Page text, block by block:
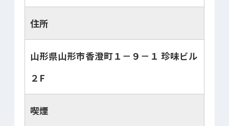
住所
山形県山形市香澄町１－９－１ 珍味ビル
２F
喫煙